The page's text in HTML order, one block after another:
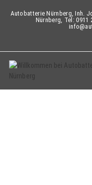
Autobatterie Nürnberg, Inh.
Nürnberg, Tel: 0911